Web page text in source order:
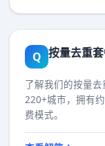
Q 按量去重
了解我们的按量
220+城市，拥有
费模式。